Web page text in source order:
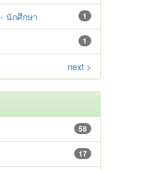
1
นักศึกษา
1
next >
58
17